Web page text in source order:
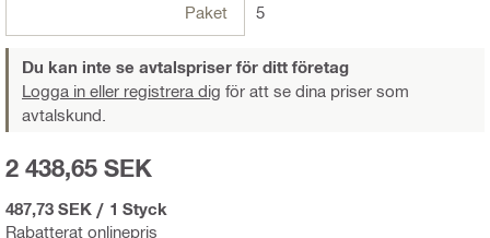
Paket 5
Du kan inte se avtalspriser för ditt företag
Logga in eller registrera dig för att se dina priser som
avtalskund.
Rabatterat onlinepris
2 438,65 SEK
487,73 SEK / 1 Styck